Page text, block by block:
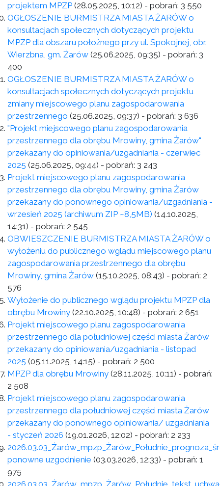
projektem MPZP (28.05.2025, 10:12) - pobrań: 3 550
OGŁOSZENIE BURMISTRZA MIASTA ŻARÓW o
konsultacjach społecznych dotyczących projektu
MPZP dla obszaru położnego przy ul. Spokojnej, obr.
Wierzbna, gm. Żarów (25.06.2025, 09:35) - pobrań: 3
400
OGŁOSZENIE BURMISTRZA MIASTA ŻARÓW o
konsultacjach społecznych dotyczących projektu
zmiany miejscowego planu zagospodarowania
przestrzennego (25.06.2025, 09:37) - pobrań: 3 636
"Projekt miejscowego planu zagospodarowania
przestrzennego dla obrębu Mrowiny, gmina Żarów"
przekazany do opiniowania/uzgadniania - czerwiec
2025 (25.06.2025, 09:44) - pobrań: 3 243
Projekt miejscowego planu zagospodarowania
przestrzennego dla obrębu Mrowiny, gmina Żarów
przekazany do ponownego opiniowania/uzgadniania -
wrzesień 2025 (archiwum ZIP ~8,5MB) (14.10.2025,
14:31) - pobrań: 2 545
OBWIESZCZENIE BURMISTRZA MIASTA ŻARÓW o
wyłożeniu do publicznego wglądu miejscowego planu
zagospodarowania przestrzennego dla obrębu
Mrowiny, gmina Żarów (15.10.2025, 08:43) - pobrań: 2
576
Wyłożenie do publicznego wglądu projektu MPZP dla
obrębu Mrowiny (22.10.2025, 10:48) - pobrań: 2 651
Projekt miejscowego planu zagospodarowania
przestrzennego dla południowej części miasta Żarów
przekazany do opiniowania/uzgadniania - listopad
2025 (05.11.2025, 14:15) - pobrań: 2 500
MPZP dla obrębu Mrowiny (28.11.2025, 10:11) - pobrań:
2 508
Projekt miejscowego planu zagospodarowania
przestrzennego dla południowej części miasta Żarów
przekazany do ponownego opiniowania/ uzgadniania
- styczeń 2026 (19.01.2026, 12:02) - pobrań: 2 233
ponowne uzgodnienie (03.03.2026, 12:33) - pobrań: 1
975